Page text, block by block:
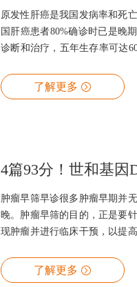
原发性肝癌是我国发病率和死
国肝癌患者80%确诊时已是晚
诊断和治疗，五年生存率可达
癌筛查方法是目前研究的努力
安全、便捷等优势，成为目前
性下灵
了解更多
肿瘤早筛早诊很多肿瘤早期并
晚。肿瘤早筛的目的，正是要
现肿瘤并进行临床干预，以提
尽人意的情况下，国内外检测
发。肿瘤液体活检早筛的技
了解更多